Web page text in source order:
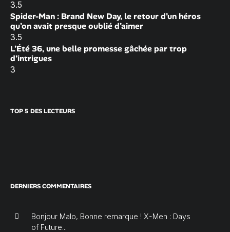
3.5
Spider-Man : Brand New Day, le retour d’un héros
qu’on avait presque oublié d’aimer
3.5
L’Été 36, une belle promesse gâchée par trop
d’intrigues
3
TOP 5 DES LECTEURS
DERNIERS COMMENTAIRES
Bonjour Malo, Bonne remarque ! X-Men : Days
of Future...